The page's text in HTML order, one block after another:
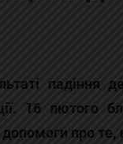
падіння
16 лютого
про